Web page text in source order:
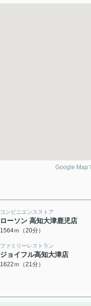
Google Map
コンビニエンスストア
ローソン 高知大津鹿児店
1564ｍ（20分）
ファミリーレストラン
ジョイフル高知大津店
1622ｍ（21分）